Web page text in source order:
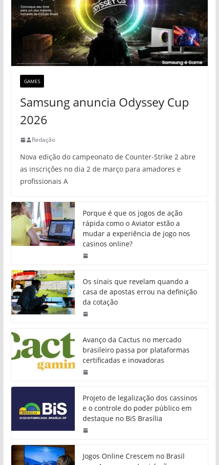
GAMES
Samsung anuncia Odyssey Cup
2026
Redação
Nova edição do campeonato de Counter-Strike 2 abre
as inscrições no dia 2 de março para amadores e
profissionais A
Porque é que os jogos de ação
rápida como o Aviator estão a
mudar a experiência de jogo nos
casinos online?
Os sinais que revelam quando a
casa de apostas errou na definição
da cotação
Avanço da Cactus no mercado
brasileiro passa por plataformas
certificadas e inovadoras
Projeto de legalização dos cassinos
e o controle do poder público em
destaque no BiS Brasília
Jogos Online Crescem no Brasil